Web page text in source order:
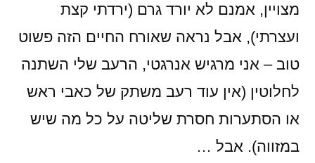
מצויין, אמנם לא יורד גרם (ירדתי קצת
ועצרתי), אבל נראה שאורח החיים הזה פשוט
טוב – אני מרגיש אנרגטי, הרעב שלי השתנה
לחלוטין (אין עוד רעב משתק של כאבי ראש
או הסתערות חסרת שליטה על כל מה שיש
במזווה). אבל …